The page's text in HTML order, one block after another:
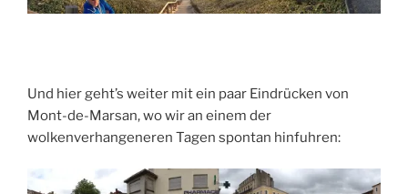
Und hier geht’s weiter mit ein paar Eindrücken von
Mont-de-Marsan, wo wir an einem der
wolkenverhangeneren Tagen spontan hinfuhren: